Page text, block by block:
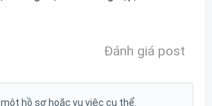
Đánh giá post
hồ sơ hoặc vụ việc cụ thể.